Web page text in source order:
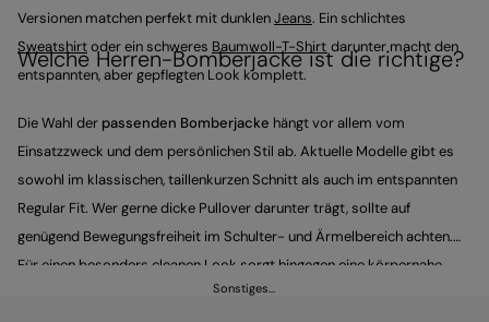
Versionen matchen perfekt mit dunklenJeans. Ein schlichtes
Sweatshirtoder ein schweres Baumwoll-T-Shirt darunter macht den
entspannten, aber gepflegten Look komplett.
Welche Herren-Bomberjacke ist die richtige?
Die Wahl der passenden Bomberjacke hängt vor allem vom
Einsatzzweck und dem persönlichen Stil ab. Aktuelle Modelle gibt es
sowohl im klassischen, taillenkurzen Schnitt als auch im entspannten
Regular Fit. Wer gerne dicke Pullover darunter trägt, sollte auf
genügend Bewegungsfreiheit im Schulter- und Ärmelbereich achten.
Für einen besonders cleanen Look sorgt hingegen eine körpernahe
Silhouette: Sie schmeichelt der Figur, garantiert ein gepflegtes
Sonstiges…